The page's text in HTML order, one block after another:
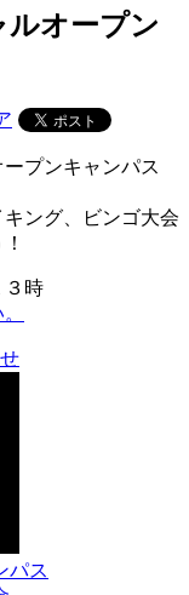
ルオープン
プンキャンパス
ング、ビンゴ大会
３時